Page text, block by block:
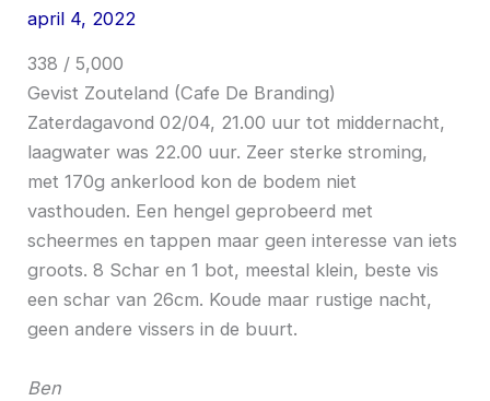
april 4, 2022
338 / 5,000
Gevist Zouteland (Cafe De Branding)
Zaterdagavond 02/04, 21.00 uur tot middernacht,
laagwater was 22.00 uur. Zeer sterke stroming,
met 170g ankerlood kon de bodem niet
vasthouden. Een hengel geprobeerd met
scheermes en tappen maar geen interesse van iets
groots. 8 Schar en 1 bot, meestal klein, beste vis
een schar van 26cm. Koude maar rustige nacht,
geen andere vissers in de buurt.
Ben